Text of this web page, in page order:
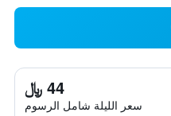
44 ﷼
سعر الليلة شامل الرسوم